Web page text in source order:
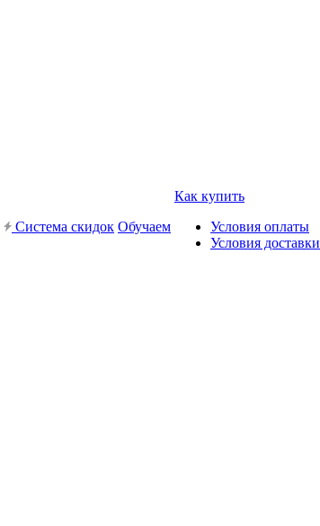
Система скидок Обучаем
Как купить
Условия оплаты
Условия доставки